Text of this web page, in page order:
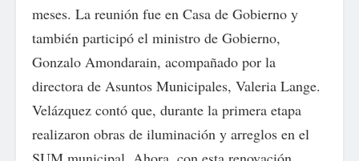
meses. La reunión fue en Casa de Gobierno y
también participó el ministro de Gobierno,
Gonzalo Amondarain, acompañado por la
directora de Asuntos Municipales, Valeria Lange.
Velázquez contó que, durante la primera etapa
realizaron obras de iluminación y arreglos en el